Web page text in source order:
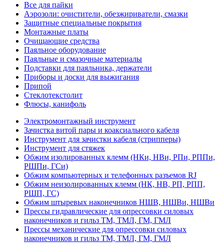
Все для пайки
Аэрозоли: очистители, обезжириватели, смазки
Защитные специальные покрытия
Монтажные платы
Очищающие средства
Паяльное оборудование
Паяльные и смазочные материалы
Подставки для паяльника, держатели
Приборы и доски для выжигания
Припой
Стеклотекстолит
Флюсы, канифоль
Электромонтажный инструмент
Зачистка витой пары и коаксиального кабеля
Инструмент для зачистки кабеля (стрипперы)
Инструмент для стяжек
Обжим изолированных клемм (НКи, НВи, РПи, РППи,
РШПи, ГСи)
Обжим компьютерных и телефонных разъемов RJ
Обжим неизолированных клемм (НК, НВ, РП, РПП,
РШП, ГС)
Обжим штыревых наконечников НШВ, НШВи, НШВи
Прессы гидравлические для опрессовки силовых
наконечников и гильз ТМ, ТМЛ, ГМ, ГМЛ
Прессы механические для опрессовки силовых
наконечников и гильз ТМ, ТМЛ, ГМ, ГМЛ